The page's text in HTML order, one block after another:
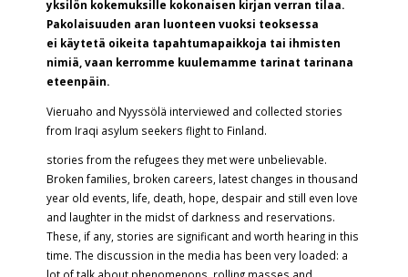
yksilön kokemuksille kokonaisen kirjan verran tilaa.
Pakolaisuuden aran luonteen vuoksi teoksessa
ei käytetä oikeita tapahtumapaikkoja tai ihmisten
nimiä, vaan kerromme kuulemamme tarinat tarinana
eteenpäin.
Vieruaho and Nyyssölä interviewed and collected stories
from Iraqi asylum seekers flight to Finland.
stories from the refugees they met were unbelievable.
Broken families, broken careers, latest changes in thousand
year old events, life, death, hope, despair and still even love
and laughter in the midst of darkness and reservations.
These, if any, stories are significant and worth hearing in this
time. The discussion in the media has been very loaded: a